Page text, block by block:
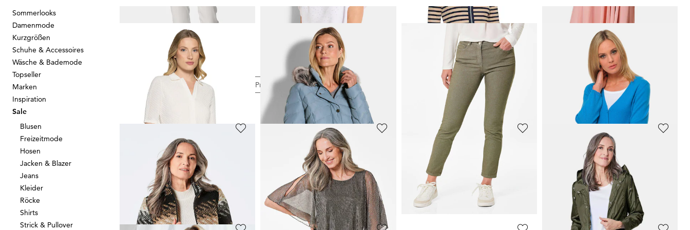
Sommerlooks
Damenmode
Kurzgrößen
Schuhe & Accessoires
Wäsche & Bademode
Topseller
Marken
Inspiration
Sale
Blusen
Freizeitmode
Hosen
Jacken & Blazer
Jeans
Kleider
Röcke
Shirts
Strick & Pullover
1882Artikel
Sortieren Sale Preis
GOLDNER
Leichte Baumwollschlupfhose
99,95 €
+ 2
30-Tage-Bestpreis**: 69,95 € (-14%)
Bluse mit Glitzersteinen
79,95 €
+ 1
30-Tage-Bestpreis**: 49,95 € (-20%)
BETTY BARCLAY
Shirtjacke aus Baumwoll-Feinripp
38,49 €69,99 €
30-Tage-Bestpreis**: 52,50 € (-26%)
GOLDNER
Luftig schwingender Chiffonrock
99,95 €
30-Tage-Bestpreis**: 59,95 € (-16%)